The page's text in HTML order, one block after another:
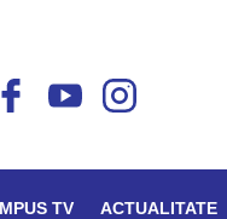
TV ACTUALITATE